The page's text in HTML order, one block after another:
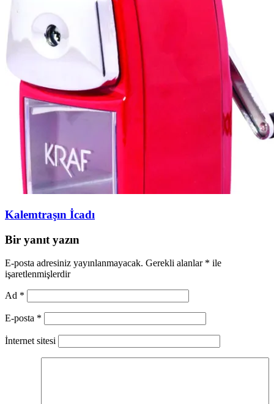
Kalemtraşın İcadı
Bir yanıt yazın
E-posta adresiniz yayınlanmayacak. Gerekli alanlar * ile
işaretlenmişlerdir
Ad *
E-posta *
İnternet sitesi